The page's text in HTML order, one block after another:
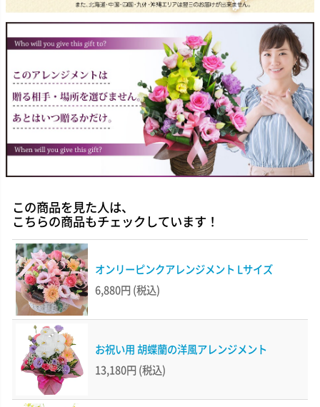
この商品を見た人は、
こちらの商品もチェックしています！
オンリーピンクアレンジメント Lサイズ
6,880円 (税込)
お祝い用 胡蝶蘭の洋風アレンジメント
13,180円 (税込)